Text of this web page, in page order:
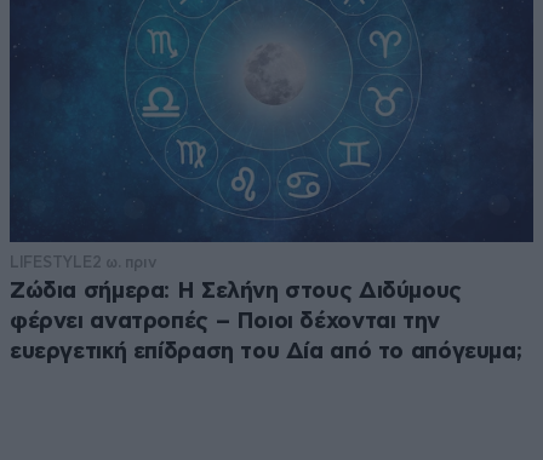
LIFESTYLE2 ω. πριν
Ζώδια σήμερα: Η Σελήνη στους Διδύμους
φέρνει ανατροπές – Ποιοι δέχονται την
ευεργετική επίδραση του Δία από το απόγευμα;